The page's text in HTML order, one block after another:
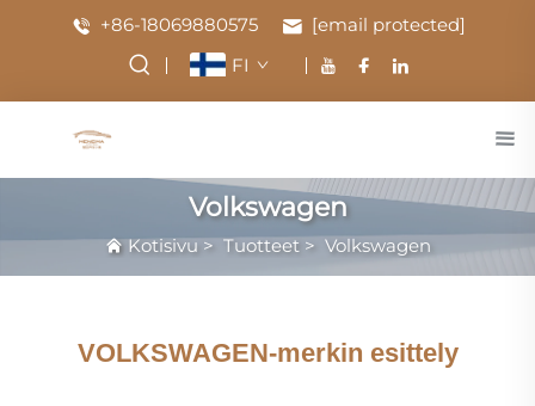
+86-18069880575
[email protected]
FI
Volkswagen
Kotisivu > Tuotteet> Volkswagen
VOLKSWAGEN-merkin esittely